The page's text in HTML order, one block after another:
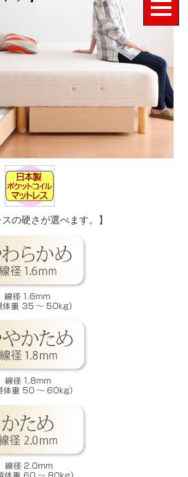
スの硬さが選べます。】